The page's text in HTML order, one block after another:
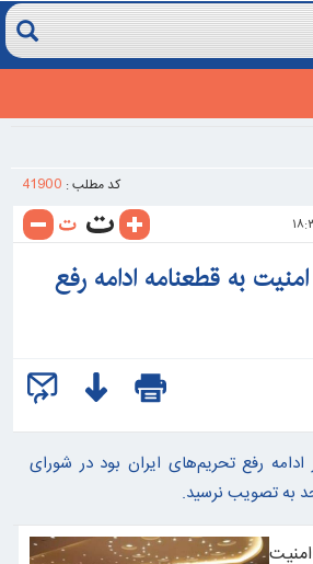
کد مطلب : 41900
به قطعنامه ادامه رفع
ادامه رفع تحریم‌های ایران بود در شورای
به تصویب نرسید.